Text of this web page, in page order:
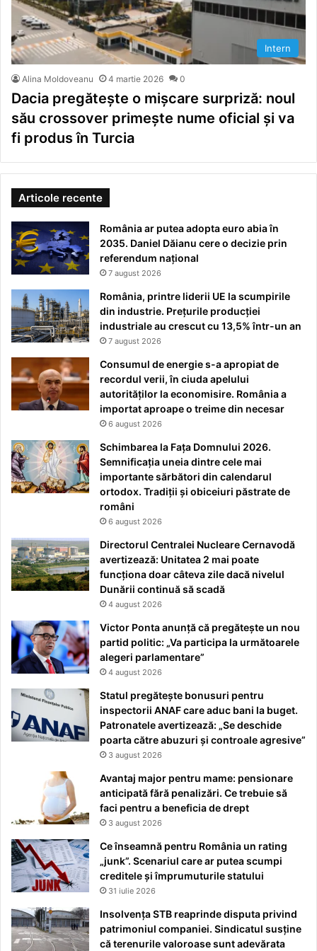
Intern
Alina Moldoveanu 4 martie 2026 0
Dacia pregătește o mișcare surpriză: noul
său crossover primește nume oficial și va
fi produs în Turcia
Articole recente
România ar putea adopta euro abia în
2035. Daniel Dăianu cere o decizie prin
referendum național
7 august 2026
România, printre liderii UE la scumpirile
din industrie. Prețurile producției
industriale au crescut cu 13,5% într-un an
7 august 2026
Consumul de energie s-a apropiat de
recordul verii, în ciuda apelului
autorităților la economisire. România a
importat aproape o treime din necesar
6 august 2026
Schimbarea la Fața Domnului 2026.
Semnificația uneia dintre cele mai
importante sărbători din calendarul
ortodox. Tradiții și obiceiuri păstrate de
români
6 august 2026
Directorul Centralei Nucleare Cernavodă
avertizează: Unitatea 2 mai poate
funcționa doar câteva zile dacă nivelul
Dunării continuă să scadă
4 august 2026
Victor Ponta anunță că pregătește un nou
partid politic: „Va participa la următoarele
alegeri parlamentare”
4 august 2026
Statul pregătește bonusuri pentru
inspectorii ANAF care aduc bani la buget.
Patronatele avertizează: „Se deschide
poarta către abuzuri și controale agresive”
3 august 2026
Avantaj major pentru mame: pensionare
anticipată fără penalizări. Ce trebuie să
faci pentru a beneficia de drept
3 august 2026
Ce înseamnă pentru România un rating
„junk”. Scenariul care ar putea scumpi
creditele și împrumuturile statului
31 iulie 2026
Insolvența STB reaprinde disputa privind
patrimoniul companiei. Sindicatul susține
că terenurile valoroase sunt adevărata